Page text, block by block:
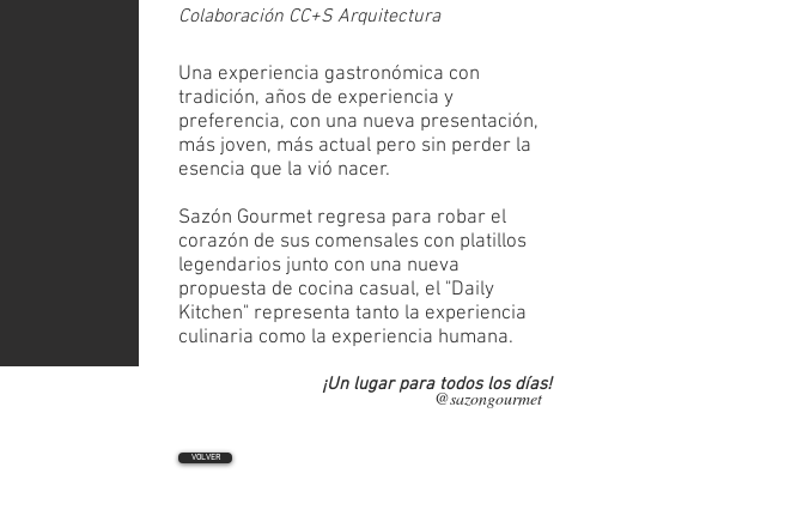
Colaboración CC+S Arquitectura
Una experiencia gastronómica con
tradición, años de experiencia y
preferencia, con una nueva presentación,
más joven, más actual pero sin perder la
esencia que la vió nacer.
Sazón Gourmet regresa para robar el
corazón de sus comensales con platillos
legendarios junto con una nueva
propuesta de cocina casual, el "Daily
Kitchen" representa tanto la experiencia
culinaria como la experiencia humana.
¡Un lugar para todos los días!
@sazongourmet
VOLVER